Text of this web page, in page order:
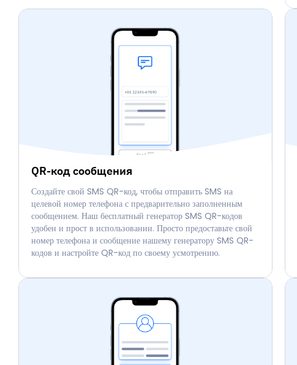
QR-код сообщения
Создайте свой SMS QR-код, чтобы отправить SMS на
целевой номер телефона с предварительно заполненным
сообщением. Наш бесплатный генератор SMS QR-кодов
удобен и прост в использовании. Просто предоставьте свой
номер телефона и сообщение нашему генератору SMS QR-
кодов и настройте QR-код по своему усмотрению.